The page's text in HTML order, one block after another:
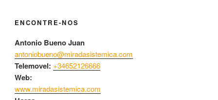
ENCONTRE-NOS
Antonio Bueno Juan
antoniobueno@miradasistemica.com
Telemovel: +34652126666
Web:
www.miradasistemica.com